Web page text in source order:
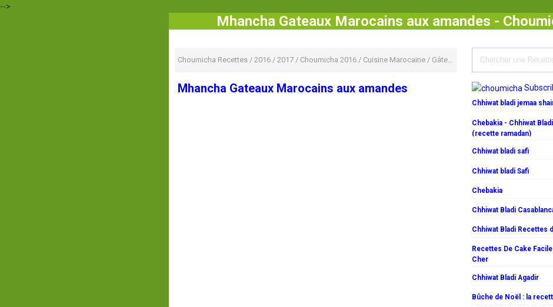
-->
Mhancha Gateaux Marocains aux amandes -
Choumicha Recettes / 2016 / 2017 / Choumicha 2016 / Cuisine Marocaine / Gâteaux HALAWIYAT/ invités
Mhancha Gateaux Marocains aux amandes
Chhiwat bladi jemaa
Chebakia - Chhiwat
(recette ramadan)
Chhiwat bladi safi
Chhiwat bladi Safi
Chebakia
Chhiwat Bladi
Chhiwat Bladi Recettes
Recettes De Cake
Cher
Chhiwat Bladi Agadir
Bûche de Noël : la